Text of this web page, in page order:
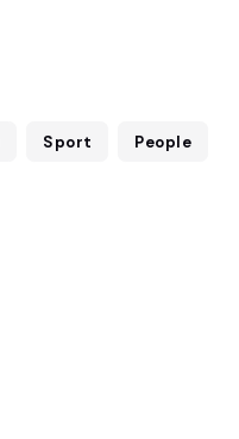
Sport People